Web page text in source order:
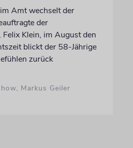
Amt wechselt der
der
Klein, im August den
blickt der 58-Jährige
zurück
Markus Geiler